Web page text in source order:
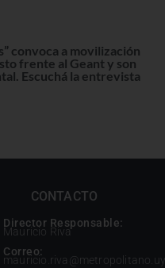
convoca a movilización
frente al Geant y son
Escuchá la entrevista
CONTACTO
Director Responsable:
Mauricio Riva
Correo:
mauricio.riva@metropolitano.uy